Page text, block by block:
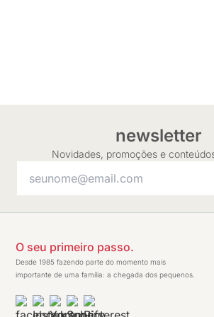
newsletter
Novidades, promoções e
O seu primeiro passo.
Desde 1985 fazendo parte do momento mais
importante de uma família: a chegada dos pequenos.